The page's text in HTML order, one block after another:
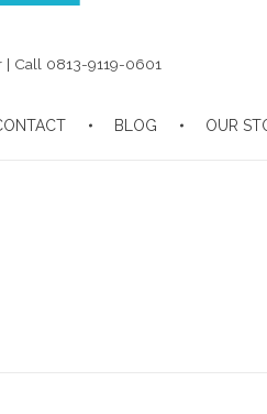
| Call 0813-9119-0601
BLOG OUR